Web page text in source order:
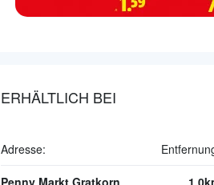
ERHÄLTLICH BEI
Adresse:
Penny Markt Gratkorn